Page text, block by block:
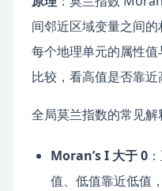
间邻近区域变量之间
每个地理单元的属性
比较，看高值是否靠近
全局莫兰指数的常见解
Moran’s I 大于 0
值、低值靠近低值